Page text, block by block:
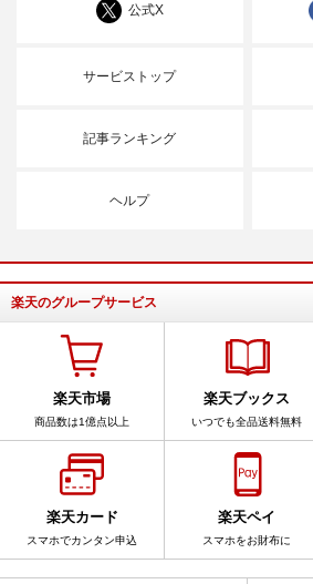
公式X
サービストップ
記事ランキング
ヘルプ
楽天のグループサービス
楽天市場
商品数は1億点以上
楽天ブックス
いつでも全品送料無料
楽天カード
スマホでカンタン申込
楽天ペイ
スマホをお財布に